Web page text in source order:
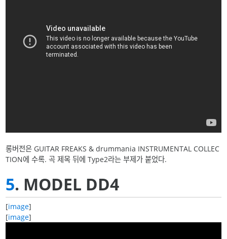
롱버전은 GUITAR FREAKS & drummania INSTRUMENTAL COLLEC
TION에 수록. 곡 제목 뒤에 Type2라는 부제가 붙었다.
5. MODEL DD4
[image]
[image]